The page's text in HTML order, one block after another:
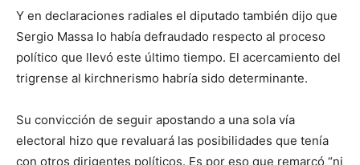
Y en declaraciones radiales el diputado también dijo que
Sergio Massa lo había defraudado respecto al proceso
político que llevó este último tiempo. El acercamiento del
trigrense al kirchnerismo habría sido determinante.
Su convicción de seguir apostando a una sola vía
electoral hizo que revaluará las posibilidades que tenía
con otros dirigentes políticos. Es por eso que remarcó “ni